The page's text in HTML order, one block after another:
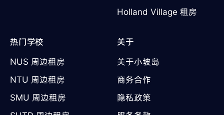
Holland Village 租房
热门学校
NUS 周边租房
NTU 周边租房
SMU 周边租房
关于
关于小坡岛
商务合作
隐私政策